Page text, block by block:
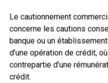
Le cautionnement
concerne les cautions
banque ou un
d’une opération de crédit,
contrepartie d’une
crédit.